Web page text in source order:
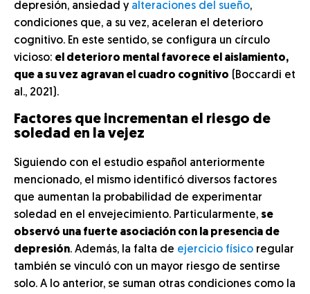
depresión, ansiedad y alteraciones del sueño,
condiciones que, a su vez, aceleran el deterioro
cognitivo. En este sentido, se configura un círculo
vicioso: el deterioro mental favorece el aislamiento,
que a su vez agravan el cuadro cognitivo (Boccardi et
al., 2021).
Factores que incrementan el riesgo de
soledad en la vejez
Siguiendo con el estudio español anteriormente
mencionado, el mismo identificó diversos factores
que aumentan la probabilidad de experimentar
soledad en el envejecimiento. Particularmente, se
observó una fuerte asociación con la presencia de
depresión. Además, la falta de ejercicio físico regular
también se vinculó con un mayor riesgo de sentirse
solo. A lo anterior, se suman otras condiciones como la